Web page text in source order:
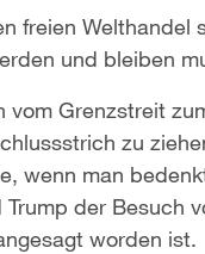
freien Welthandel
und bleiben
Grenzstreit
zu
wenn man
der Besuch
worden ist.